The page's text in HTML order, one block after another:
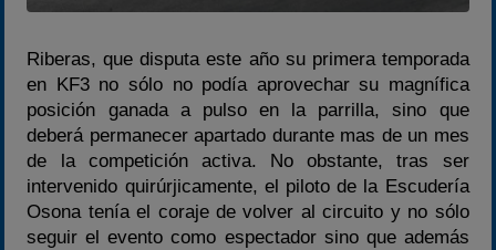
Riberas, que disputa este año su primera temporada
en KF3 no sólo no podía aprovechar su magnífica
posición ganada a pulso en la parrilla, sino que
deberá permanecer apartado durante mas de un mes
de la competición activa. No obstante, tras ser
intervenido quirúrjicamente, el piloto de la Escudería
Osona tenía el coraje de volver al circuito y no sólo
seguir el evento como espectador sino que además